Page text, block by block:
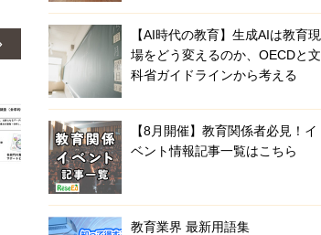
【AI時代の教育】生成AIは教育現
場をどう変えるのか、OECDと文
科省ガイドラインから考える
【8月開催】教育関係者必見！イ
ベント情報記事一覧はこちら
教育業界 最新用語集